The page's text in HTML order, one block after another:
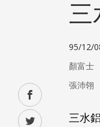
facebook
twitter
三
95/12/
顏富士
張沛翎
三水